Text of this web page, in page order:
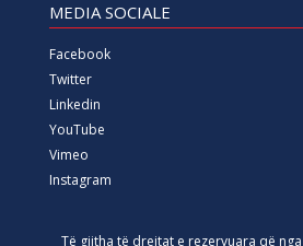
MEDIA SOCIALE
Facebook
Twitter
Linkedin
YouTube
Vimeo
Instagram
Të gjitha të drejtat e rezervuara që